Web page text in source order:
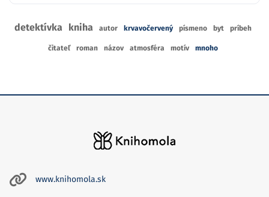
detektívka kniha autor krvavočervený písmeno byt príbeh
čitateľ roman názov atmosféra motív mnoho
www.knihomola.sk